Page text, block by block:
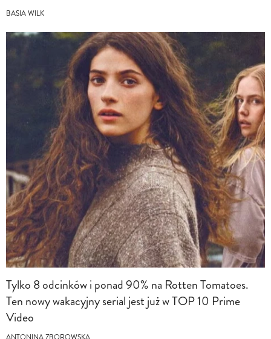
BASIA WILK
Tylko 8 odcinków i ponad 90% na Rotten Tomatoes.
Ten nowy wakacyjny serial jest już w TOP 10 Prime
Video